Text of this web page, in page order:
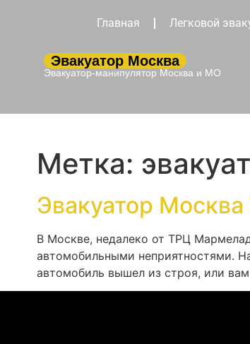
Главная Легковой
Эвакуатор Москва
Эвакуатор-манипулятор Москва и МО
Метка:
Эвакуатор
В Москве, недалеко от ТРЦ
автомобильными неприятностями.
автомобиль вышел из строя, или